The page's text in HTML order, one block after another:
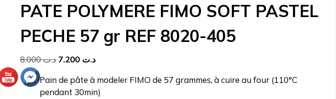
PATE POLYMERE FIMO SOFT PASTEL
PECHE 57 gr REF 8020-405
د.ت8.000
Le
initial
était :
د.تLe
actuel
est :
Pain de pâte à modeler FIMO de 57 grammes, à cuire au four (110°C
pendant 30min)